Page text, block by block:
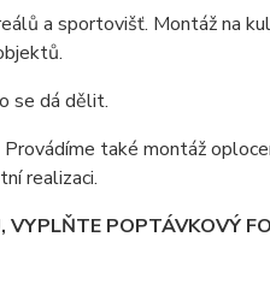
a sportovišť. Montáž na
se dá dělit.
také montáž
realizaci.
VYPLŇTE POPTÁVKOVÝ